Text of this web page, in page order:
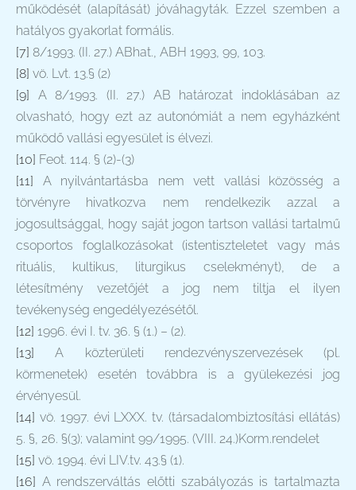
működését (alapítását) jóváhagyták. Ezzel szemben a
hatályos gyakorlat formális.
[7] 8/1993. (II. 27.) ABhat., ABH 1993, 99, 103.
[8] vö. Lvt. 13.§ (2)
[9] A 8/1993. (II. 27.) AB határozat indoklásában az
olvasható, hogy ezt az autonómiát a nem egyházként
működő vallási egyesület is élvezi.
[10] Feot. 114. § (2)-(3)
[11] A nyilvántartásba nem vett vallási közösség a
törvényre hivatkozva nem rendelkezik azzal a
jogosultsággal, hogy saját jogon tartson vallási tartalmű
csoportos foglalkozásokat (istentiszteletet vagy más
rituális, kultikus, liturgikus cselekményt), de a
létesítmény vezetőjét a jog nem tiltja el ilyen
tevékenység engedélyezésétől.
[12] 1996. évi I. tv. 36. § (1.) – (2).
[13] A közterületi rendezvényszervezések (pl.
körmenetek) esetén továbbra is a gyülekezési jog
érvényesül.
[14] vö. 1997. évi LXXX. tv. (társadalombiztosítási ellátás)
5. §, 26. §(3); valamint 99/1995. (VIII. 24.)Korm.rendelet
[15] vö. 1994. évi LIV.tv. 43.§ (1).
[16] A rendszerváltás előtti szabályozás is tartalmazta